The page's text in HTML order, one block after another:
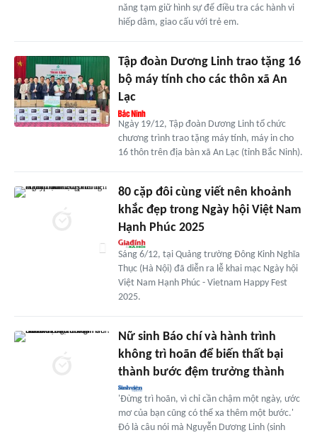
năng tạm giữ hình sự để điều tra các hành vi
hiếp dâm, giao cấu với trẻ em.
Tập đoàn Dương Linh trao tặng 16
bộ máy tính cho các thôn xã An
Lạc
Ngày 19/12, Tập đoàn Dương Linh tổ chức
chương trình trao tặng máy tính, máy in cho
16 thôn trên địa bàn xã An Lạc (tỉnh Bắc Ninh).
80 cặp đôi cùng viết nên khoảnh
khắc đẹp trong Ngày hội Việt Nam
Hạnh Phúc 2025
Sáng 6/12, tại Quảng trường Đông Kinh Nghĩa
Thục (Hà Nội) đã diễn ra lễ khai mạc Ngày hội
Việt Nam Hạnh Phúc - Vietnam Happy Fest
2025.
Nữ sinh Báo chí và hành trình
không trì hoãn để biến thất bại
thành bước đệm trưởng thành
'Đừng trì hoãn, vì chỉ cần chậm một ngày, ước
mơ của bạn cũng có thể xa thêm một bước.'
Đó là câu nói mà Nguyễn Dương Linh (sinh